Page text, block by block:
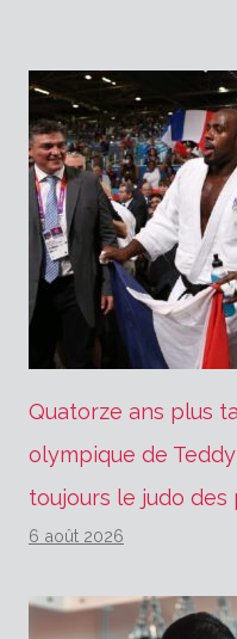
Quatorze ans plus
olympique de
toujours le judo des
6 août 2026